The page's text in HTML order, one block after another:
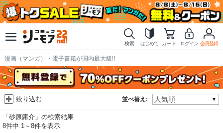
検索 はじめて カート ログイン 会員登録
漫画（マンガ）・電子書籍が国内最大級!!
並べ替え:
絞り込む
「砂原庸介」の検索結果
8件中 1～8件を表示